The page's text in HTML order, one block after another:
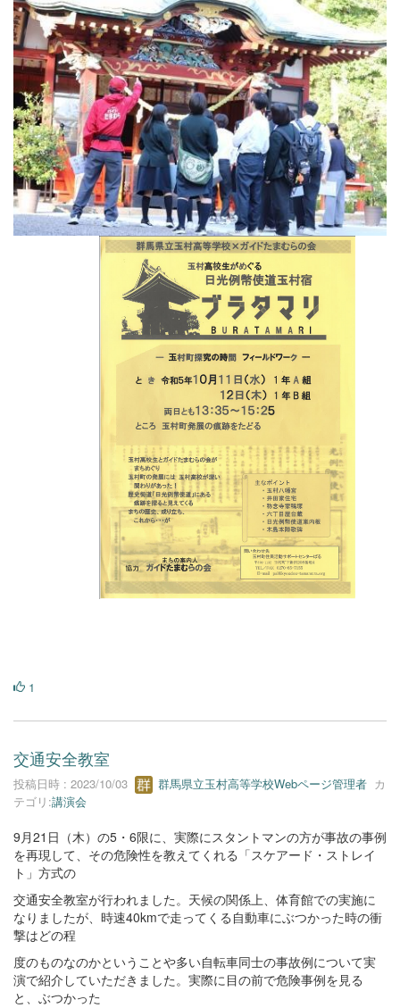
1
交通安全教室
投稿日時 : 2023/10/03 群馬県立玉村高等学校Webページ管理者 カ
テゴリ:講演会
9月21日（木）の5・6限に、実際にスタントマンの方が事故の事例
を再現して、その危険性を教えてくれる「スケアード・ストレイ
ト」方式の
交通安全教室が行われました。天候の関係上、体育館での実施に
なりましたが、時速40kmで走ってくる自動車にぶつかった時の衝
撃はどの程
度のものなのかということや多い自転車同士の事故例について実
演で紹介していただきました。実際に目の前で危険事例を見る
と、ぶつかった